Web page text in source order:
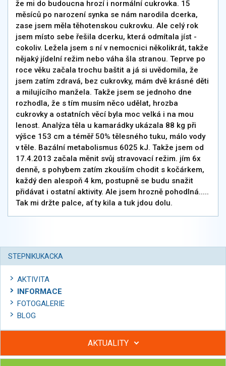
že mi do budoucna hrozí i normální cukrovka. 15
měsíců po narození synka se nám narodila dcerka,
zase jsem měla těhotenskou cukrovku. Ale celý rok
jsem místo sebe řešila dcerku, která odmítala jíst -
cokoliv. Ležela jsem s ní v nemocnici několikrát, takže
nějaký jídelní režim nebo váha šla stranou. Teprve po
roce věku začala trochu baštit a já si uvědomila, že
jsem zatím zdravá, bez cukrovky, mám dvě krásné děti
a milujícího manžela. Takže jsem se jednoho dne
rozhodla, že s tím musím něco udělat, hrozba
cukrovky a ostatních věcí byla moc velká i na mou
lenost. Analýza těla u kamarádky ukázala 88 kg při
výšce 153 cm a téměř 50% tělesného tuku, málo vody
v těle. Bazální metabolismus 6025 kJ. Takže jsem od
17.4.2013 začala měnit svůj stravovací režim. jím 6x
denně, s pohybem zatím zkouším chodit s kočárkem,
každý den alespoň 4 km, postupně se budu snažit
přidávat i ostatní aktivity. Ale jsem hrozně pohodlná.....
Tak mi držte palce, ať ty kila a tuk jdou dolu.
STEPNIKUKACKA
AKTIVITA
INFORMACE
FOTOGALERIE
BLOG
AKTUALITY